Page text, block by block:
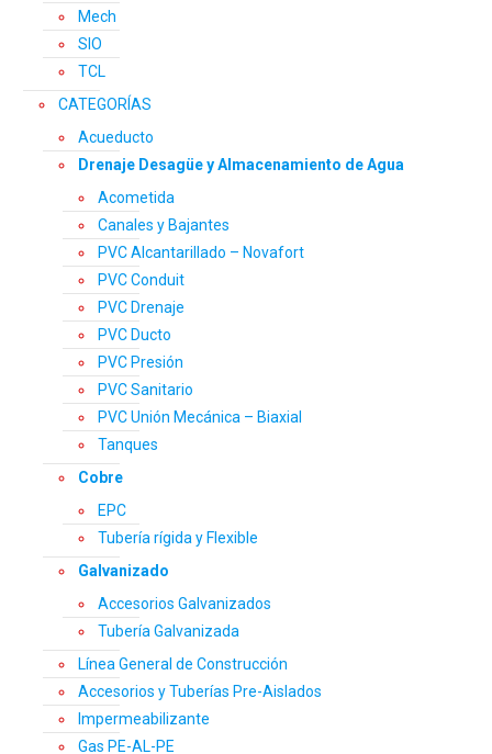
Mech
SIO
TCL
CATEGORÍAS
Acueducto
Drenaje Desagüe y Almacenamiento de Agua
Acometida
Canales y Bajantes
PVC Alcantarillado – Novafort
PVC Conduit
PVC Drenaje
PVC Ducto
PVC Presión
PVC Sanitario
PVC Unión Mecánica – Biaxial
Tanques
Cobre
EPC
Tubería rígida y Flexible
Galvanizado
Accesorios Galvanizados
Tubería Galvanizada
Línea General de Construcción
Accesorios y Tuberías Pre-Aislados
Impermeabilizante
Gas PE-AL-PE